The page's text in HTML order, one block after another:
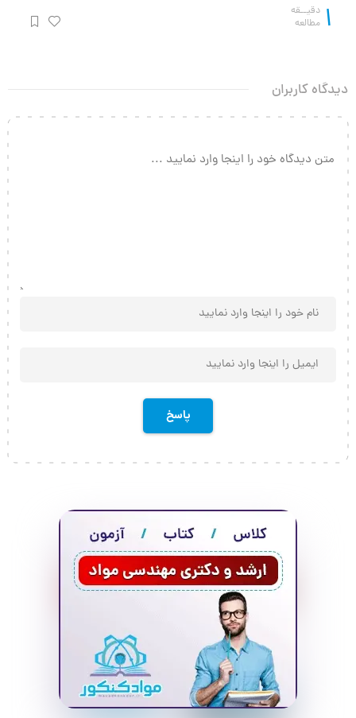
1 دقیــقه
مطالعه
دیدگاه کاربران